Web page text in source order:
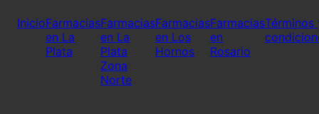
InicioFarmacias
en La
Plata
Farmacias
en La
Plata
Zona
Norte
Farmacias
en Los
Hornos
Farmacias
en
Rosario
Términos